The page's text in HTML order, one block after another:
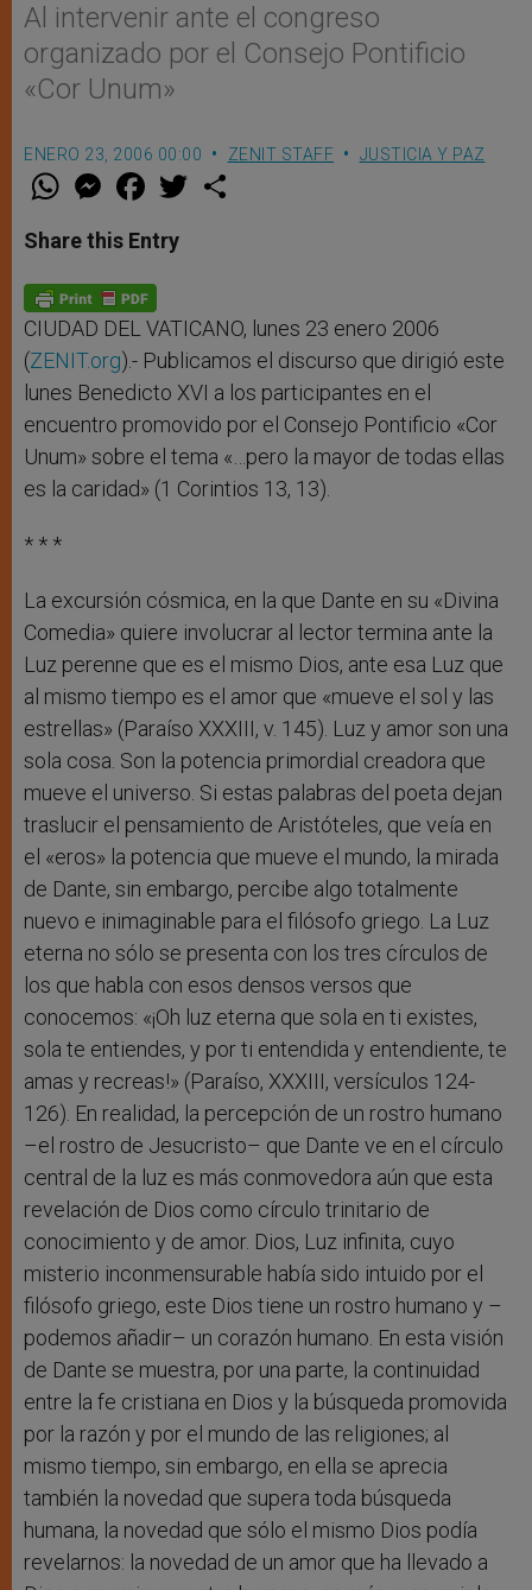
Al intervenir ante el congreso
organizado por el Consejo Pontificio
«Cor Unum»
ENERO 23, 2006 00:00 ZENIT STAFF JUSTICIA Y PAZ
W
t
s
p
p
M
e
s
e
g
e
r
F
a
e
b
o
k
w
Share this Entry
CIUDAD DEL VATICANO, lunes 23 enero 2006
(ZENIT.org).- Publicamos el discurso que dirigió este
lunes Benedicto XVI a los participantes en el
encuentro promovido por el Consejo Pontificio «Cor
Unum» sobre el tema «…pero la mayor de todas ellas
es la caridad» (1 Corintios 13, 13).
* * *
La excursión cósmica, en la que Dante en su «Divina
Comedia» quiere involucrar al lector termina ante la
Luz perenne que es el mismo Dios, ante esa Luz que
al mismo tiempo es el amor que «mueve el sol y las
estrellas» (Paraíso XXXIII, v. 145). Luz y amor son una
sola cosa. Son la potencia primordial creadora que
mueve el universo. Si estas palabras del poeta dejan
traslucir el pensamiento de Aristóteles, que veía en
el «eros» la potencia que mueve el mundo, la mirada
de Dante, sin embargo, percibe algo totalmente
nuevo e inimaginable para el filósofo griego. La Luz
eterna no sólo se presenta con los tres círculos de
los que habla con esos densos versos que
conocemos: «¡Oh luz eterna que sola en ti existes,
sola te entiendes, y por ti entendida y entendiente, te
amas y recreas!» (Paraíso, XXXIII, versículos 124-
126). En realidad, la percepción de un rostro humano
–el rostro de Jesucristo– que Dante ve en el círculo
central de la luz es más conmovedora aún que esta
revelación de Dios como círculo trinitario de
conocimiento y de amor. Dios, Luz infinita, cuyo
misterio inconmensurable había sido intuido por el
filósofo griego, este Dios tiene un rostro humano y –
podemos añadir– un corazón humano. En esta visión
de Dante se muestra, por una parte, la continuidad
entre la fe cristiana en Dios y la búsqueda promovida
por la razón y por el mundo de las religiones; al
mismo tiempo, sin embargo, en ella se aprecia
también la novedad que supera toda búsqueda
humana, la novedad que sólo el mismo Dios podía
revelarnos: la novedad de un amor que ha llevado a